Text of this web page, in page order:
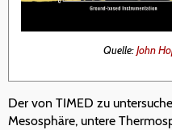
Quelle:John
Der von TIMED zu
Mesosphäre, untere